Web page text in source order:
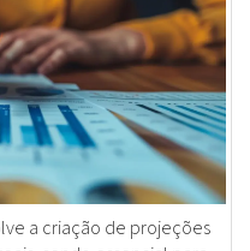
a criação de projeções